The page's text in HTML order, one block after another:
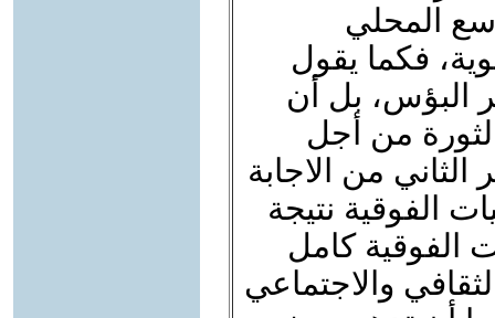
المحلي
فكما يقول
البؤس، بل أن
من أجل
من الاجابة
الفوقية نتيجة
الفوقية كامل
والاجتماعي